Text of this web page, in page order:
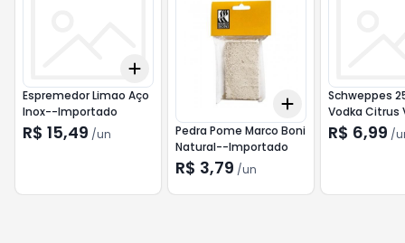
10
Add
Espremedor Limao Aço
Inox--Importado
R$ 15,49 /un
+5 +10
Add
Pedra Pome Marco Boni
Natural--Importado
R$ 3,79 /un
Schweppes
Vodka Citrus
Schweppes
R$ 6,99 /